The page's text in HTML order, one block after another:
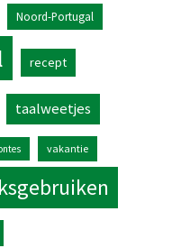
Noord-Portugal
recept
taalweetjes
vakantie